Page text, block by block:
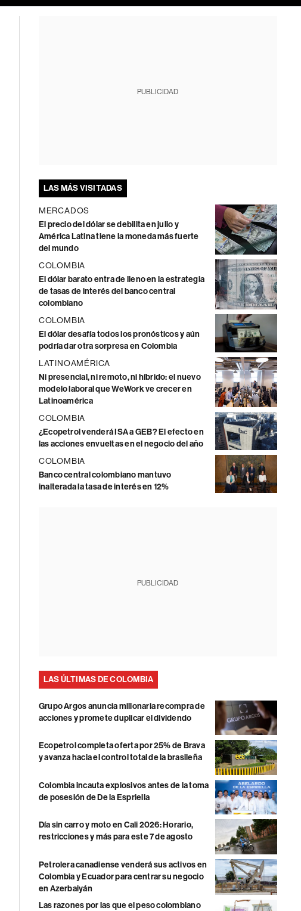
PUBLICIDAD
LAS MÁS VISITADAS
MERCADOS
El precio del dólar se debilita en julio y
América Latina tiene la moneda más fuerte
del mundo
COLOMBIA
El dólar barato entra de lleno en la estrategia
de tasas de interés del banco central
colombiano
COLOMBIA
El dólar desafía todos los pronósticos y aún
podría dar otra sorpresa en Colombia
LATINOAMÉRICA
Ni presencial, ni remoto, ni híbrido: el nuevo
modelo laboral que WeWork ve crecer en
Latinoamérica
COLOMBIA
¿Ecopetrol venderá ISA a GEB? El efecto en
las acciones envueltas en el negocio del año
COLOMBIA
Banco central colombiano mantuvo
inalterada la tasa de interés en 12%
PUBLICIDAD
LAS ÚLTIMAS DE COLOMBIA
Grupo Argos anuncia millonaria recompra de
acciones y promete duplicar el dividendo
Ecopetrol completa oferta por 25% de Brava
y avanza hacia el control total de la brasileña
Colombia incauta explosivos antes de la toma
de posesión de De la Espriella
Día sin carro y moto en Cali 2026: Horario,
restricciones y más para este 7 de agosto
Petrolera canadiense venderá sus activos en
Colombia y Ecuador para centrar su negocio
en Azerbaiyán
Las razones por las que el peso colombiano